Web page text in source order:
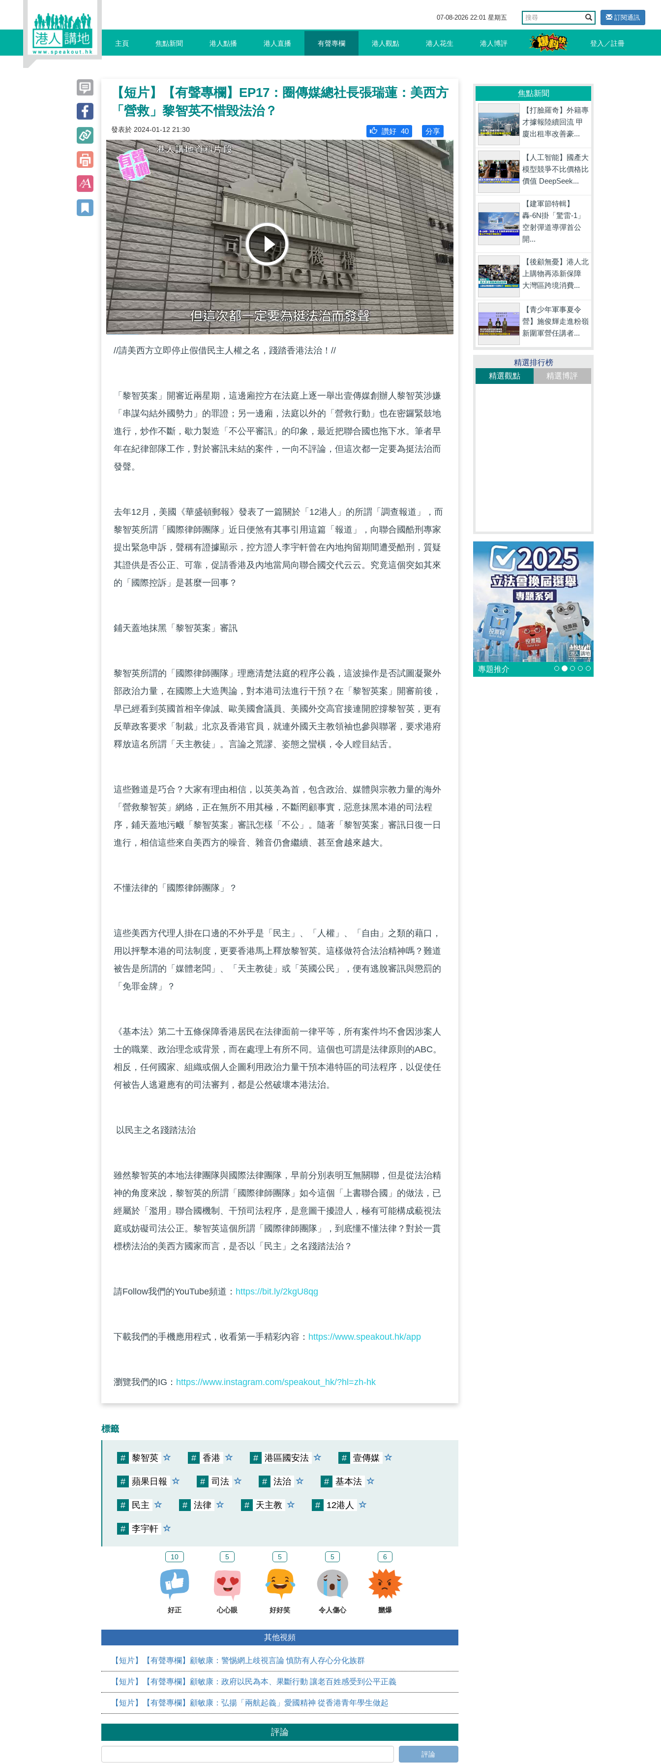
07-08-2026 22:01 星期五 訂閱通訊
主頁 焦點新聞 港人點播 港人直播 有聲專欄 港人觀點 港人花生 港人博評 登入／註冊
【短片】【有聲專欄】EP17：圈傳媒總社長張瑞蓮：美西方
「營救」黎智英不惜毀法治？
發表於 2024-01-12 21:30 分享
讚好 40
//請美西方立即停止假借民主人權之名，踐踏香港法治！//
「黎智英案」開審近兩星期，這邊廂控方在法庭上逐一舉出壹傳媒創辦人黎智英涉嫌
「串謀勾結外國勢力」的罪證；另一邊廂，法庭以外的「營救行動」也在密鑼緊鼓地
進行，炒作不斷，歇力製造「不公平審訊」的印象，最近把聯合國也拖下水。筆者早
年在紀律部隊工作，對於審訊未結的案件，一向不評論，但這次都一定要為挺法治而
發聲。
去年12月，美國《華盛頓郵報》發表了一篇關於「12港人」的所謂「調查報道」，而
黎智英所謂「國際律師團隊」近日便煞有其事引用這篇「報道」，向聯合國酷刑專家
提出緊急申訴，聲稱有證據顯示，控方證人李宇軒曾在內地拘留期間遭受酷刑，質疑
其證供是否公正、可靠，促請香港及內地當局向聯合國交代云云。究竟這個突如其來
的「國際控訴」是甚麼一回事？
鋪天蓋地抹黑「黎智英案」審訊
黎智英所謂的「國際律師團隊」理應清楚法庭的程序公義，這波操作是否試圖凝聚外
部政治力量，在國際上大造輿論，對本港司法進行干預？在「黎智英案」開審前後，
早已經看到英國首相辛偉誠、歐美國會議員、美國外交高官接連開腔撐黎智英，更有
反華政客要求「制裁」北京及香港官員，就連外國天主教領袖也參與聯署，要求港府
釋放這名所謂「天主教徒」。言論之荒謬、姿態之蠻橫，令人瞠目結舌。
這些難道是巧合？大家有理由相信，以英美為首，包含政治、媒體與宗教力量的海外
「營救黎智英」網絡，正在無所不用其極，不斷罔顧事實，惡意抹黑本港的司法程
序，鋪天蓋地污衊「黎智英案」審訊怎樣「不公」。隨著「黎智英案」審訊日復一日
進行，相信這些來自美西方的噪音、雜音仍會繼續、甚至會越來越大。
不懂法律的「國際律師團隊」？
這些美西方代理人掛在口邊的不外乎是「民主」、「人權」、「自由」之類的藉口，
用以抨擊本港的司法制度，更要香港馬上釋放黎智英。這樣做符合法治精神嗎？難道
被告是所謂的「媒體老闆」、「天主教徒」或「英國公民」，便有逃脫審訊與懲罰的
「免罪金牌」？
《基本法》第二十五條保障香港居民在法律面前一律平等，所有案件均不會因涉案人
士的職業、政治理念或背景，而在處理上有所不同。這個也可謂是法律原則的ABC。
相反，任何國家、組織或個人企圖利用政治力量干預本港特區的司法程序，以促使任
何被告人逃避應有的司法審判，都是公然破壞本港法治。
以民主之名踐踏法治
雖然黎智英的本地法律團隊與國際法律團隊，早前分別表明互無關聯，但是從法治精
神的角度來說，黎智英的所謂「國際律師團隊」如今這個「上書聯合國」的做法，已
經屬於「濫用」聯合國機制、干預司法程序，是意圖干擾證人，極有可能構成藐視法
庭或妨礙司法公正。黎智英這個所謂「國際律師團隊」，到底懂不懂法律？對於一貫
標榜法治的美西方國家而言，是否以「民主」之名踐踏法治？
請Follow我們的YouTube頻道： https://bit.ly/2kgU8qg
下載我們的手機應用程式，收看第一手精彩內容： https://www.speakout.hk/app
瀏覽我們的IG： https://www.instagram.com/speakout_hk/?hl=zh-hk
標籤
# 黎智英 # 香港 # 港區國安法 # 壹傳媒
# 蘋果日報 # 司法 # 法治 # 基本法
# 民主 # 法律 # 天主教 # 12港人
# 李宇軒
10
好正
5
心心眼
5
好好笑
5
令人傷心
6
嬲爆
其他視頻
【短片】【有聲專欄】顧敏康：警惕網上歧視言論 慎防有人存心分化族群
【短片】【有聲專欄】顧敏康：​政府以民為本、果斷行動 讓老百姓感受到公平正義
【短片】【有聲專欄】顧敏康：弘揚「兩航起義」愛國精神 從香港青年學生做起
評論
評論
焦點新聞
【打臉羅奇】外籍專
才據報陸續回流 甲
廈出租率改善豪...
【人工智能】國產大
模型競爭不比價格比
價值 DeepSeek...
【建軍節特輯】
轟-6N掛「驚雷-1」
空射彈道導彈首公
開...
【後顧無憂】港人北
上購物再添新保障
大灣區跨境消費...
【青少年軍事夏令
營】施俊輝走進粉嶺
新圍軍營任講者...
精選排行榜
精選觀點
精選博評
專題推介